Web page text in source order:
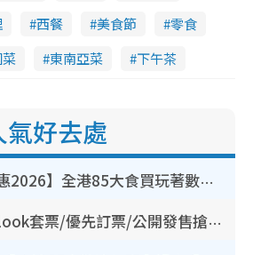
西餐 美食節
零食
東南亞菜 下午茶
好去處
【8月生日優惠2026】全港85大食買玩著數攻略 自助餐/火鍋放題同行免費＋誠品/DONKI送現金券
人夫集團｜Klook套票/優先訂票/公開發售搶飛攻略！附票價.購票連結.場地座位表